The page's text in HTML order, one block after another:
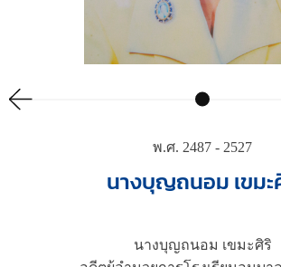
พ.ศ. 2487 - 2527
นางบุญถนอม เขมะ
นางบุญถนอม เขมะศิริ